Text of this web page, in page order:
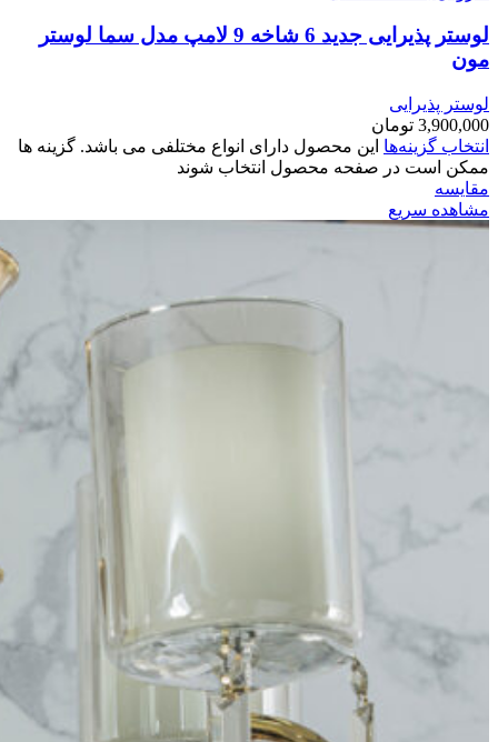
لوستر پذیرایی جدید 6 شاخه 9 لامپ مدل سما لوستر
مون
لوستر پذیرایی
3,900,000 تومان
انتخاب گزینه‌ها این محصول دارای انواع مختلفی می باشد. گزینه ها
ممکن است در صفحه محصول انتخاب شوند
مقایسه
مشاهده سریع